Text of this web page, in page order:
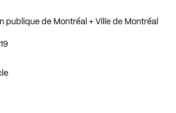
publique de Montréal + Ville de Montréal